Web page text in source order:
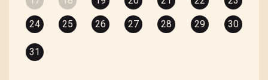
24 25 26 27 28 29 30
31